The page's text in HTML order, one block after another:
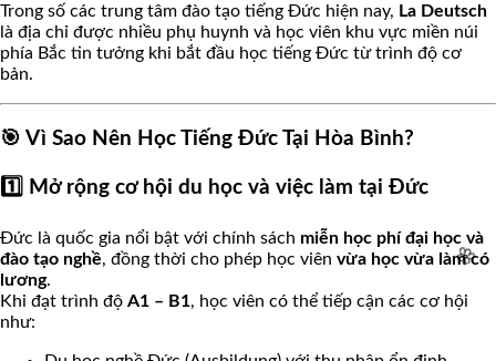
Trong số các trung tâm đào tạo tiếng Đức hiện nay, La Deutsch
là địa chỉ được nhiều phụ huynh và học viên khu vực miền núi
phía Bắc tin tưởng khi bắt đầu học tiếng Đức từ trình độ cơ
bản.
🎯 Vì Sao Nên Học Tiếng Đức Tại Hòa Bình?
1️⃣ Mở rộng cơ hội du học và việc làm tại Đức
Đức là quốc gia nổi bật với chính sách miễn học phí đại học và
đào tạo nghề, đồng thời cho phép học viên vừa học vừa làm có
lương.
Khi đạt trình độ A1 – B1, học viên có thể tiếp cận các cơ hội
như: